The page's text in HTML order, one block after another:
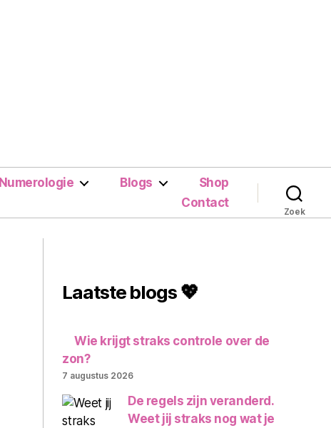
Numerologie Blogs
Shop
Contact
Zoek
Laatste blogs 💖
Wie krijgt straks controle over de
zon?
7 augustus 2026
De regels zijn veranderd.
Weet jij straks nog wat je